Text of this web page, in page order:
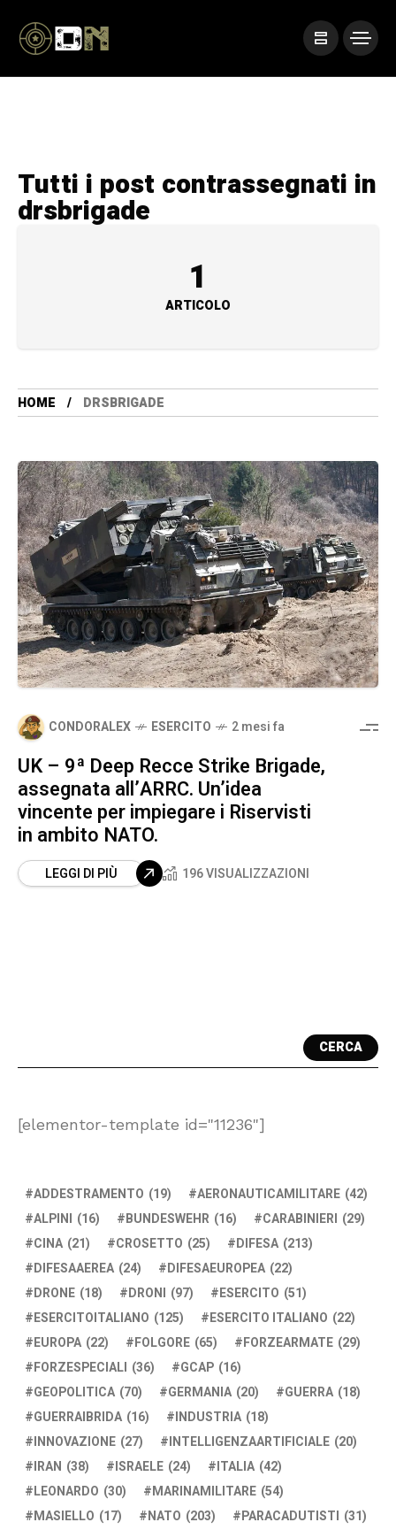
Tutti i post contrassegnati in
drsbrigade
1
ARTICOLO
HOME DRSBRIGADE
CONDORALEX ESERCITO 2 mesi fa
UK – 9ª Deep Recce Strike Brigade,
assegnata all’ARRC. Un’idea
vincente per impiegare i Riservisti
in ambito NATO.
LEGGI DI PIÙ 196 VISUALIZZAZIONI
CERCA
[elementor-template id="11236"]
ADDESTRAMENTO (19) AERONAUTICAMILITARE (42)
ALPINI (16) BUNDESWEHR (16) CARABINIERI (29)
CINA (21) CROSETTO (25) DIFESA (213)
DIFESAAEREA (24) DIFESAEUROPEA (22)
DRONE (18) DRONI (97) ESERCITO (51)
ESERCITOITALIANO (125) ESERCITO ITALIANO (22)
EUROPA (22) FOLGORE (65) FORZEARMATE (29)
FORZESPECIALI (36) GCAP (16)
GEOPOLITICA (70) GERMANIA (20) GUERRA (18)
GUERRAIBRIDA (16) INDUSTRIA (18)
INNOVAZIONE (27) INTELLIGENZAARTIFICIALE (20)
IRAN (38) ISRAELE (24) ITALIA (42)
LEONARDO (30) MARINAMILITARE (54)
MASIELLO (17) NATO (203) PARACADUTISTI (31)